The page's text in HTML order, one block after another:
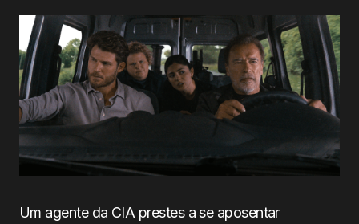
Um agente da CIA prestes a se aposentar